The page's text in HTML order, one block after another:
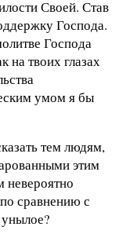
Своей. Став
Господа.
Господа
на твоих глазах
умом я бы
тем людям,
этим
невероятно
сравнению с